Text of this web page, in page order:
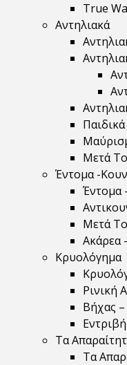
True
Αντηλιακά
Mετά
Έντομα -
Έντομα
Μετά
Ακάρεα
Κρυολόγημα
Ρινική
Βήχας
Εντριβή
Τα
Τα